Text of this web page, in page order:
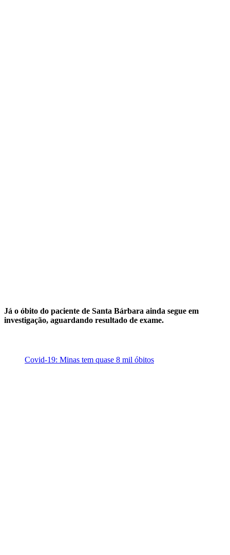
Já o óbito do paciente de Santa Bárbara ainda segue em
investigação, aguardando resultado de exame.
Covid-19: Minas tem quase 8 mil óbitos